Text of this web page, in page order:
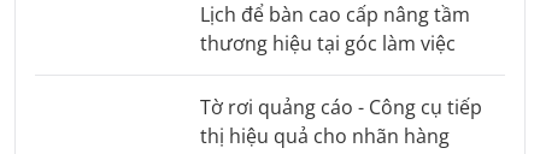
Lịch để bàn cao cấp nâng tầm
thương hiệu tại góc làm việc
Tờ rơi quảng cáo - Công cụ tiếp
thị hiệu quả cho nhãn hàng